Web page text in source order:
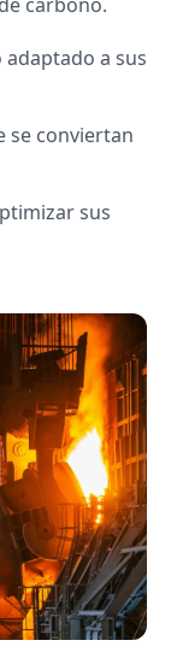
a sus
se conviertan
sus